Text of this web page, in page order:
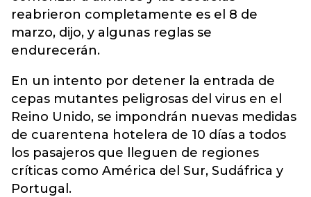
reabrieron completamente es el 8 de
marzo, dijo, y algunas reglas se
endurecerán.
En un intento por detener la entrada de
cepas mutantes peligrosas del virus en el
Reino Unido, se impondrán nuevas medidas
de cuarentena hotelera de 10 días a todos
los pasajeros que lleguen de regiones
críticas como América del Sur, Sudáfrica y
Portugal.